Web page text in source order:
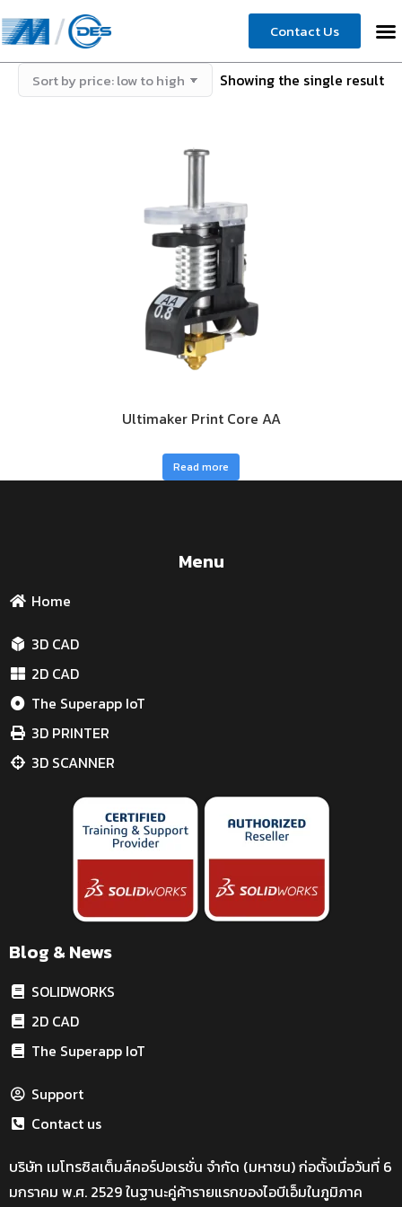
Contact Us
Showing the single result
Ultimaker Print Core AA
Read more
Menu
Home
3D CAD
2D CAD
The Superapp IoT
3D PRINTER
3D SCANNER
Blog & News
SOLIDWORKS
2D CAD
The Superapp IoT
Support
Contact us
บริษัท เมโทรซิสเต็มส์คอร์ปอเรชั่น จำกัด (มหาชน) ก่อตั้งเมื่อวันที่ 6
มกราคม พ.ศ. 2529 ในฐานะคู่ค้ารายแรกของไอบีเอ็มในภูมิภาค